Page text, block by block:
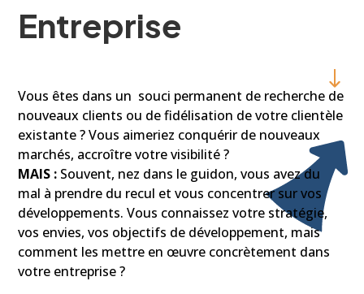
Entreprise
Vous êtes dans un souci permanent de recherche de
nouveaux clients ou de fidélisation de votre clientèle
existante ? Vous aimeriez conquérir de nouveaux
marchés, accroître votre visibilité ?
MAIS : Souvent, nez dans le guidon, vous avez du
mal à prendre du recul et vous concentrer sur vos
développements. Vous connaissez votre stratégie,
vos envies, vos objectifs de développement, mais
comment les mettre en œuvre concrètement dans
votre entreprise ?